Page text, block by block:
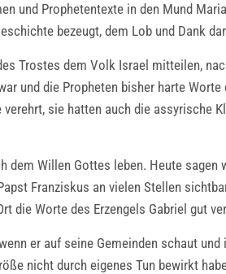
und Prophetentexte in den Mund
bezeugt, dem Lob und Dank
Trostes dem Volk Israel mitteilen,
und die Propheten bisher harte
sie hatten auch die assyrische
Willen Gottes leben. Heute
Franziskus an vielen Stellen
die Worte des Erzengels Gabriel gut
er auf seine Gemeinden schaut
nicht durch eigenes Tun bewirkt